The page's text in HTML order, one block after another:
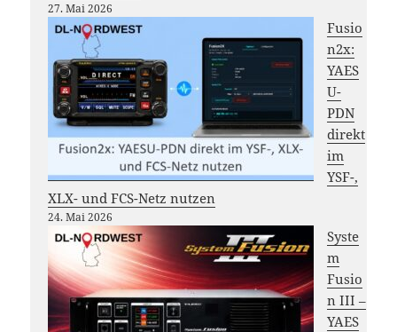
27. Mai 2026
Fusio
n2x:
YAES
U-
PDN
direkt
im
YSF-,
XLX- und FCS-Netz nutzen
24. Mai 2026
Syste
m
Fusio
n III –
YAES